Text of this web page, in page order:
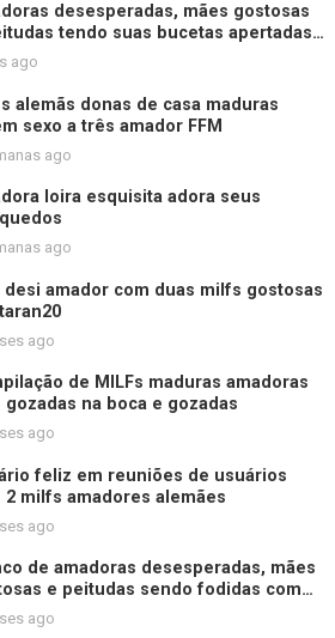
desesperadas, mães gostosas
tendo suas bucetas apertadas
com força
ago
alemãs donas de casa maduras
sexo a três amador FFM
ago
loira esquisita adora seus
ago
desi amador com duas milfs gostosas
ago
de MILFs maduras amadoras
gozadas na boca e gozadas
ago
feliz em reuniões de usuários
2 milfs amadores alemães
ago
de amadoras desesperadas, mães
e peitudas sendo fodidas com
e diversão quente
ago